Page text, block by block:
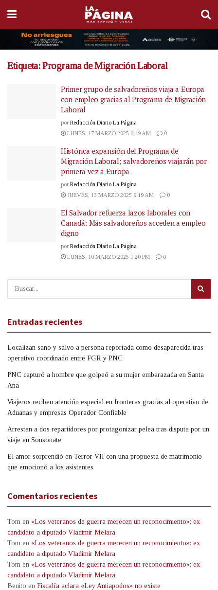
Etiqueta:Programa de Migración Laboral
Primer grupo de salvadoreños viaja a Europa
con empleo gracias al Programa de Migración
Laboral
por Redacción Diario La Página
LUNES, 17 MARZO 2025 8:49 AM
0
Histórica expansión del Programa de
Migración Laboral; salvadoreños viajarán por
primera vez a Europa
por Redacción Diario La Página
JUEVES, 13 MARZO 2025 9:19 AM
0
El Salvador refuerza lazos laborales con
Canadá: Más salvadoreños acceden a empleo
digno
por Redacción Diario La Página
LUNES, 10 MARZO 2025 1:20 PM
0
Entradas recientes
Localizan sano y salvo a persona reportada como desaparecida tras
operativo coordinado entre FGR y PNC
PNC capturó a hombre que golpeó a su mujer embarazada en Santa
Ana
Viajeros reciben atención especial en fronteras gracias al operativo de
Aduanas y empresas Operador Confiable
Arrestan a dos repartidores por protagonizar pelea tras disputa por un
viaje en Sonsonate
El amor sorprendió en Terror VII con una propuesta de matrimonio
que emocionó a los asistentes
Comentarios recientes
Tom en «Los veteranos de guerra merecen un reconocimiento»: ex
candidato a diputado Vladimir Melara
Tom en «Los veteranos de guerra merecen un reconocimiento»: ex
candidato a diputado Vladimir Melara
Tom en «Los veteranos de guerra merecen un reconocimiento»: ex
candidato a diputado Vladimir Melara
Benito en Fiscalía aclara «Ley Antiapodos» no existe